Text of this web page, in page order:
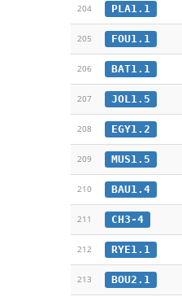
204 PLA1.1
205 FOU1.1
206 BAT1.1
207 JOL1.5
208 EGY1.2
209 MUS1.5
210 BAU1.4
211 CH3-4
212 RYE1.1
213 BOU2.1